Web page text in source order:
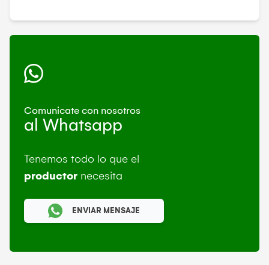
Comunicate con nosotros
al Whatsapp
Tenemos todo lo que el
productor necesita
ENVIAR MENSAJE